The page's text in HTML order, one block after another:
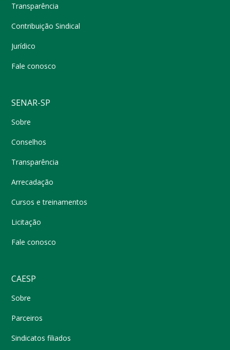
Transparência
Contribuição Sindical
Jurídico
Fale conosco
SENAR-SP
Sobre
Conselhos
Transparência
Arrecadação
Cursos e treinamentos
Licitação
Fale conosco
CAESP
Sobre
Parceiros
Sindicatos filiados